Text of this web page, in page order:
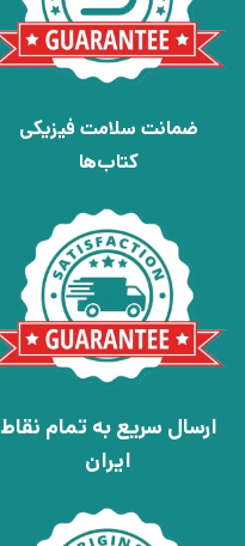
ضمانت سلامت فیزیکی
کتاب‌ها
ارسال سریع به تمام نقاط
ایران